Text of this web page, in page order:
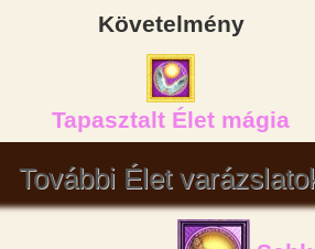
Követelmény
Tapasztalt Élet mágia
További Élet